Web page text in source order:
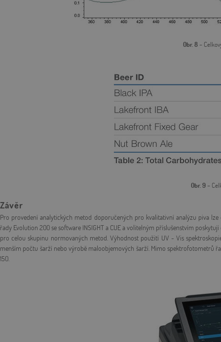
Obr. 8 –
Obr. 9 –
Závěr
Pro provedení analytických metod doporučených pro kvalitativní analýzu piva
řady Evolution 200 se software INSIGHT a CUE a volitelným příslušenstvím
pro celou skupinu normovaných metod. Výhodnost použití UV - Vis
menším počtu šarží nebo výrobě maloobjemových šarží. Mimo spektrofotometrů
150.